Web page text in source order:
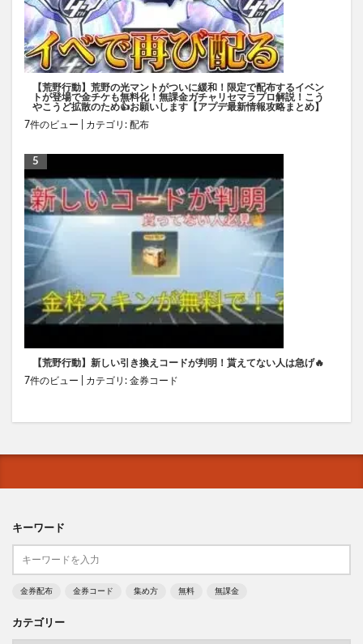
【荒野行動】荒野の光マントがついに緩和！限定で配布するイベン
トが登場で金チケも無料化！無課金ガチャリセマラプロ解説！こう
やこうど拡散のため👍お願いします【アプデ最新情報攻略まとめ】
7件のビュー
カテゴリ: 配布
【荒野行動】新しい引き換えコードが判明！貰えてない人は急げ🔥
7件のビュー
カテゴリ: 金券コード
キーワード
金券配布 金券コード 集め方 無料 無課金
カテゴリー